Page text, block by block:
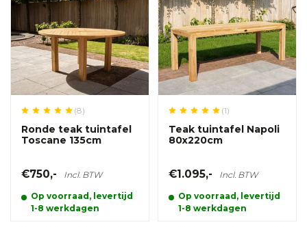
(8)
Ronde teak tuintafel
Toscane 135cm
€750,- Incl. BTW
Op voorraad, levertijd
1-8 werkdagen
(1)
Teak tuintafel Napoli
80x220cm
€1.095,- Incl. BTW
Op voorraad, levertijd
1-8 werkdagen